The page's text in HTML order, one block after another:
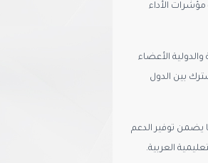
الأداء
الأعضاء
بين الدول
يضمن توفير الدعم
العربية.